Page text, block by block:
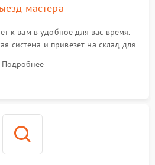
мастера
к вам в удобное для вас время.
система и привезет на склад для
Подробнее